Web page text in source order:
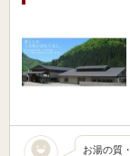
お湯の質